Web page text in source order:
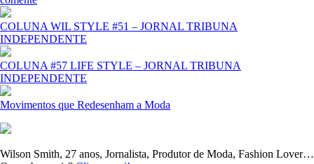
COLUNA WIL STYLE #51 – JORNAL TRIBUNA
INDEPENDENTE
COLUNA #57 LIFE STYLE – JORNAL TRIBUNA
INDEPENDENTE
Movimentos que Redesenham a Moda
Wilson Smith, 27 anos, Jornalista, Produtor de Moda, Fashion Lover…